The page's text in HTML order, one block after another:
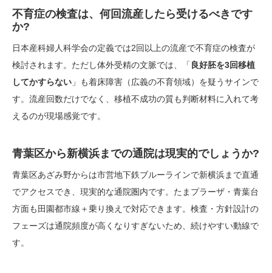
不育症の検査は、何回流産したら受けるべきです
か?
日本産科婦人科学会の定義では2回以上の流産で不育症の検査が
検討されます。ただし体外受精の文脈では、「 良好胚を3回移植
してかすらない 」も着床障害（広義の不育領域）を疑うサインで
す。流産回数だけでなく、移植不成功の質も判断材料に入れて考
えるのが現場感覚です。
青葉区から新横浜までの通院は現実的でしょうか?
青葉区あざみ野からは市営地下鉄ブルーラインで新横浜まで直通
でアクセスでき、現実的な通院圏内です。たまプラーザ・青葉台
方面も田園都市線＋乗り換えで対応できます。検査・方針設計の
フェーズは通院頻度が高くなりすぎないため、続けやすい動線で
す。